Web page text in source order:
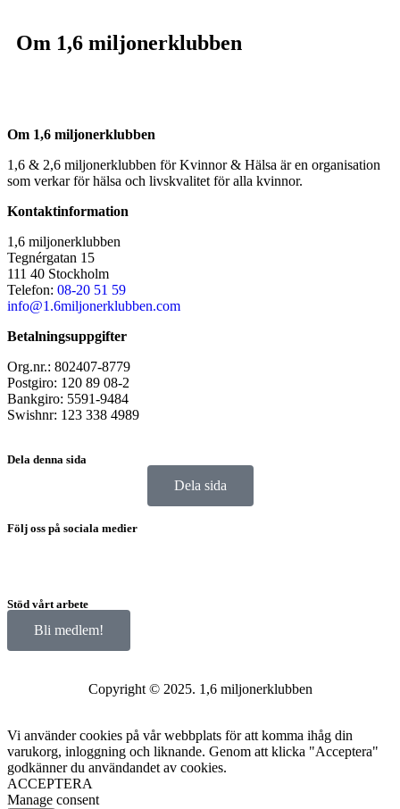
Om 1,6 miljonerklubben
Om 1,6 miljonerklubben
1,6 & 2,6 miljonerklubben för Kvinnor & Hälsa är en organisation
som verkar för hälsa och livskvalitet för alla kvinnor.
Kontaktinformation
1,6 miljonerklubben
Tegnérgatan 15
111 40 Stockholm
Telefon: 08-20 51 59
info@1.6miljonerklubben.com
Betalningsuppgifter
Org.nr.: 802407-8779
Postgiro: 120 89 08-2
Bankgiro: 5591-9484
Swishnr: 123 338 4989
Dela denna sida
Dela sida
Följ oss på sociala medier
Stöd vårt arbete
Bli medlem!
Copyright © 2025. 1,6 miljonerklubben
Vi använder cookies på vår webbplats för att komma ihåg din
varukorg, inloggning och liknande. Genom att klicka "Acceptera"
godkänner du användandet av cookies.
ACCEPTERA
Manage consent